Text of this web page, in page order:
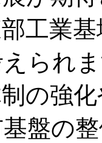
工業
られ
の強
盤の